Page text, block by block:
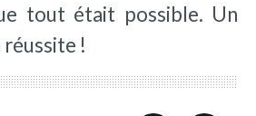
tout était possible. Un
!